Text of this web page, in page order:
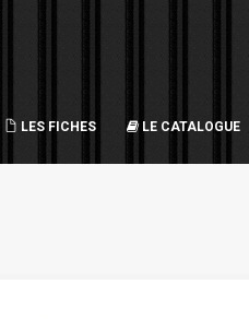
LES FICHES LE CATALOGUE